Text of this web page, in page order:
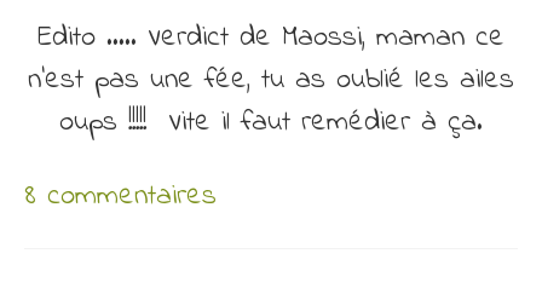
Edito ….. Verdict de Maossi, maman ce
n’est pas une fée, tu as oublié les ailes
oups !!!!! Vite il faut remédier à ça.
8 commentaires